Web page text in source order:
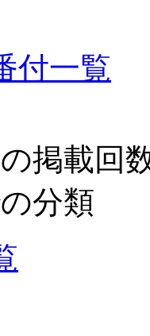
付一覧
掲載回
分類